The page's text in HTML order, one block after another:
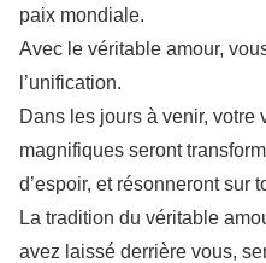
paix mondiale.
Avec le véritable amour,
l’unification.
Dans les jours à venir,
magnifiques seront
d’espoir, et résonneront sur
La tradition du véritable
avez laissé derrière vous,